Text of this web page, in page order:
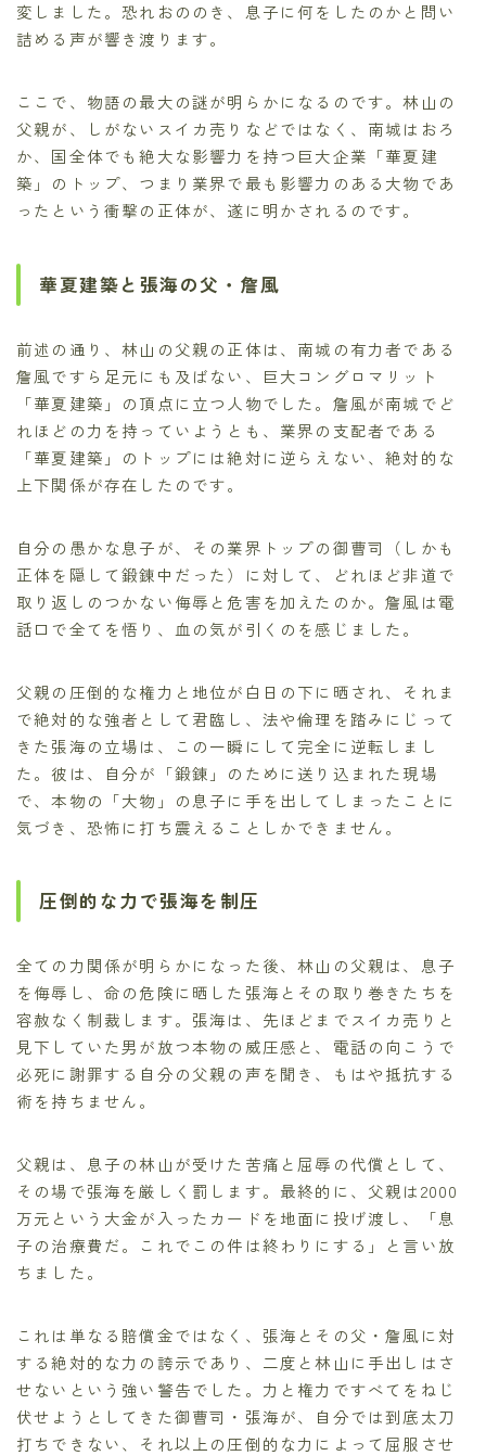
変しました。恐れおののき、息子に何をしたのかと問い
詰める声が響き渡ります。
ここで、物語の最大の謎が明らかになるのです。林山の
父親が、しがないスイカ売りなどではなく、南城はおろ
か、国全体でも絶大な影響力を持つ巨大企業「華夏建
築」のトップ、つまり業界で最も影響力のある大物であ
ったという衝撃の正体が、遂に明かされるのです。
華夏建築と張海の父・詹風
前述の通り、林山の父親の正体は、南城の有力者である
詹風ですら足元にも及ばない、巨大コングロマリット
「華夏建築」の頂点に立つ人物でした。詹風が南城でど
れほどの力を持っていようとも、業界の支配者である
「華夏建築」のトップには絶対に逆らえない、絶対的な
上下関係が存在したのです。
自分の愚かな息子が、その業界トップの御曹司（しかも
正体を隠して鍛錬中だった）に対して、どれほど非道で
取り返しのつかない侮辱と危害を加えたのか。詹風は電
話口で全てを悟り、血の気が引くのを感じました。
父親の圧倒的な権力と地位が白日の下に晒され、それま
で絶対的な強者として君臨し、法や倫理を踏みにじって
きた張海の立場は、この一瞬にして完全に逆転しまし
た。彼は、自分が「鍛錬」のために送り込まれた現場
で、本物の「大物」の息子に手を出してしまったことに
気づき、恐怖に打ち震えることしかできません。
圧倒的な力で張海を制圧
全ての力関係が明らかになった後、林山の父親は、息子
を侮辱し、命の危険に晒した張海とその取り巻きたちを
容赦なく制裁します。張海は、先ほどまでスイカ売りと
見下していた男が放つ本物の威圧感と、電話の向こうで
必死に謝罪する自分の父親の声を聞き、もはや抵抗する
術を持ちません。
父親は、息子の林山が受けた苦痛と屈辱の代償として、
その場で張海を厳しく罰します。最終的に、父親は2000
万元という大金が入ったカードを地面に投げ渡し、「息
子の治療費だ。これでこの件は終わりにする」と言い放
ちました。
これは単なる賠償金ではなく、張海とその父・詹風に対
する絶対的な力の誇示であり、二度と林山に手出しはさ
せないという強い警告でした。力と権力ですべてをねじ
伏せようとしてきた御曹司・張海が、自分では到底太刀
打ちできない、それ以上の圧倒的な力によって屈服させ